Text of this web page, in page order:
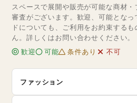
スペースで展開や販売が可能な商材
審査がございます。歓迎、可能とな
ドについても、ご利用をお約束する
ん。詳しくはお問い合わせください。
歓迎
可能 条件あり 不可
ファッション